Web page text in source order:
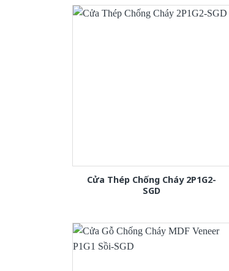
Cửa Thép Chống Cháy 2P1G2-
SGD